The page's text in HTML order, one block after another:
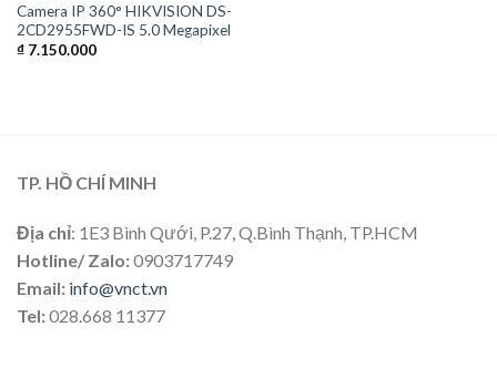
Camera IP 360° HIKVISION DS-
2CD2955FWD-IS 5.0 Megapixel
₫7.150.000
TP. HỒ CHÍ MINH
Địa chỉ: 1E3 Bình Qưới, P.27, Q.Bình Thạnh, TP.HCM
Hotline/ Zalo:0903717749
Email: info@vnct.vn
Tel:028.668 11377